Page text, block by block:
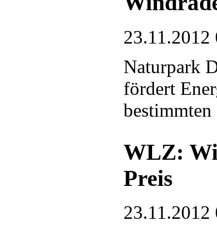
23.11.2012
Naturpark
fördert
WLZ:
Preis
23.11.2012